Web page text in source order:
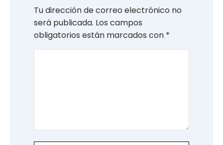
Tu dirección de correo electrónico no
será publicada. Los campos
obligatorios están marcados con *